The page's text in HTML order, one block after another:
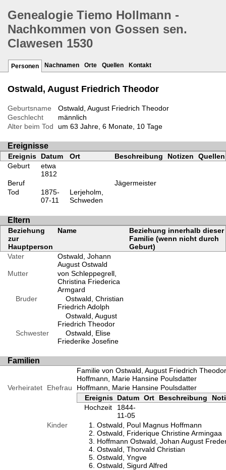
Genealogie Tiemo Hollmann -
Nachkommen von Gossen sen.
Clawesen 1530
Personen Nachnamen Orte Quellen Kontakt
Ostwald, August Friedrich Theodor
Geburtsname
Ostwald, August Friedrich Theodor
Geschlecht
männlich
Alter beim Tod
um 63 Jahre, 6 Monate, 10 Tage
Ereignisse
Ereignis Datum Ort Beschreibung Notizen
Quellen
Geburt
etwa
1812
Beruf
Jägermeister
Tod
1875-
07-11
Lerjeholm,
Schweden
Eltern
Beziehung
zur
Hauptperson
Name
Beziehung innerhalb dieser
Familie (wenn nicht durch
Geburt)
Vater
Ostwald, Johann
August Ostwald
Mutter
von Schleppegrell,
Christina Friederica
Armgard
Bruder
Ostwald, Christian
Friedrich Adolph
Ostwald, August
Friedrich Theodor
Schwester
Ostwald, Elise
Friederike Josefine
Familien
Familie von Ostwald, August Friedrich
Hoffmann, Marie Hansine Poulsdatter
Verheiratet
Ehefrau
Hoffmann, Marie Hansine Poulsdatter
Ereignis Datum Ort Beschreibung
Hochzeit
1844-
11-05
Kinder
Ostwald, Poul Magnus Hoffmann
Ostwald, Friderique Christine Armingaa
Hoffmann Ostwald, Johan August
Ostwald, Thorvald Christian
Ostwald, Yngve
Ostwald, Sigurd Alfred